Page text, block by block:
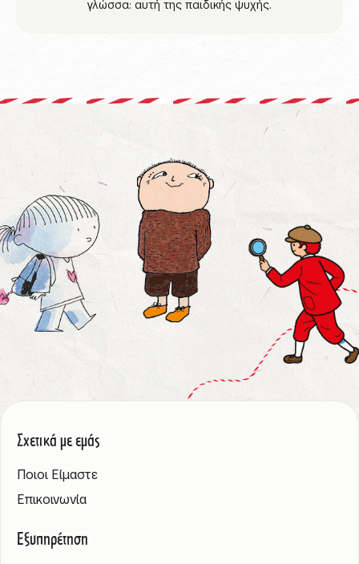
γλώσσα: αυτή της παιδικής ψυχής.
Σχετικά με εμάς
Ποιοι Είμαστε
Επικοινωνία
Εξυπηρέτηση